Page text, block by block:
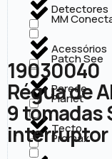
Detectores
Acessórios
Parede
Tecto
MM
Patch See
Planet
Promax
19030040
Régua de
9 tomadas
interruptor